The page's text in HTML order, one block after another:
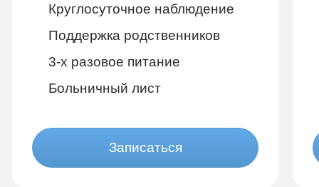
Круглосуточное наблюдение
Поддержка родственников
3-х разовое питание
Больничный лист
Записаться